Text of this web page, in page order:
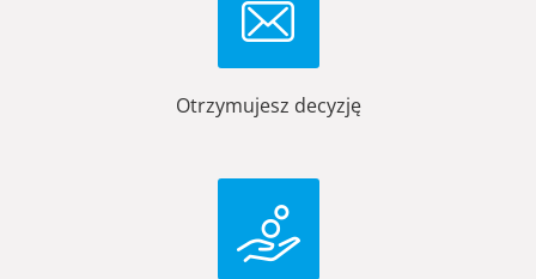
Otrzymujesz decyzję